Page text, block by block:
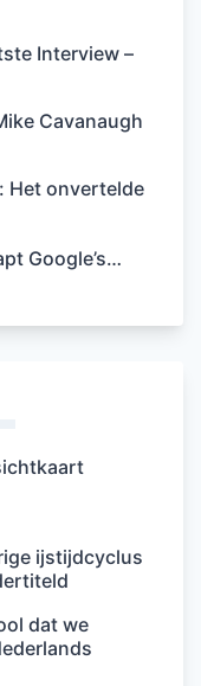
Interview –
Cavanaugh
Het onvertelde
Google’s…
ijstijdcyclus
dat we